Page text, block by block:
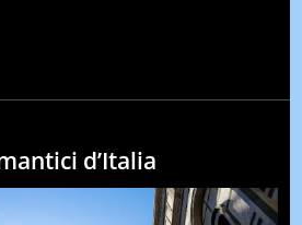
d’Italia